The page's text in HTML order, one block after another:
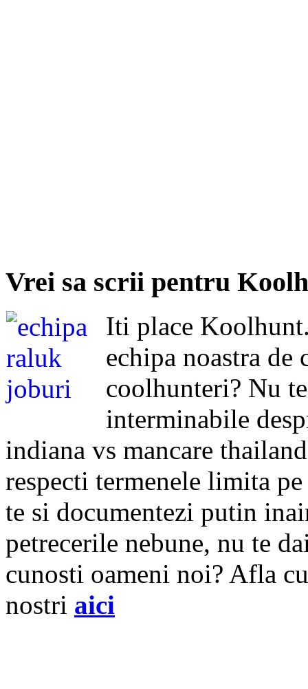
Vrei sa scrii pentru
Iti place
echipa noastra
coolhunteri? Nu
interminabile
indiana vs mancare
respecti termenele limita
te si documentezi putin
petrecerile nebune, nu te
cunosti oameni noi? Afla
nostri aici